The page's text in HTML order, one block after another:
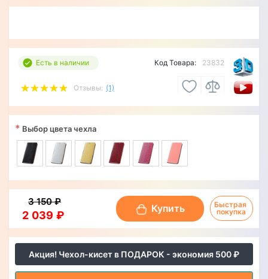
Есть в наличии
Отзывы: (1)
Код Товара: 23832
Акция! Чехол-кисет в ПОДАРОК - экономия 500 ₽
* Выбор цвета чехла
2 039 ₽
3 150 ₽
Купить
Быстрая
покупка